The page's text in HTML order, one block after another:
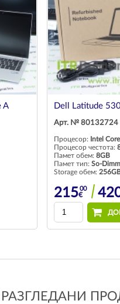
A Dell Latitude
Арт. № 80132724
Процесор: Intel
Процесор честота:
Памет обем: 8GB
Памет тип: So-
Storage обем:
21500
€